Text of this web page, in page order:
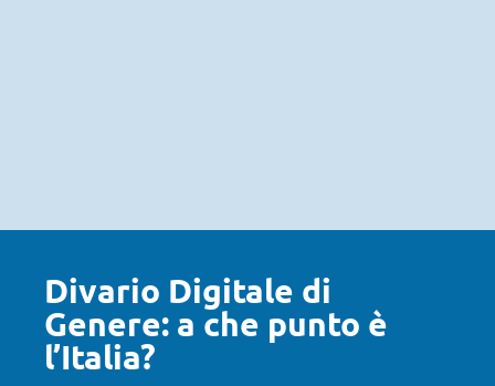
Divario Digitale di
Genere: a che punto è
l’Italia?